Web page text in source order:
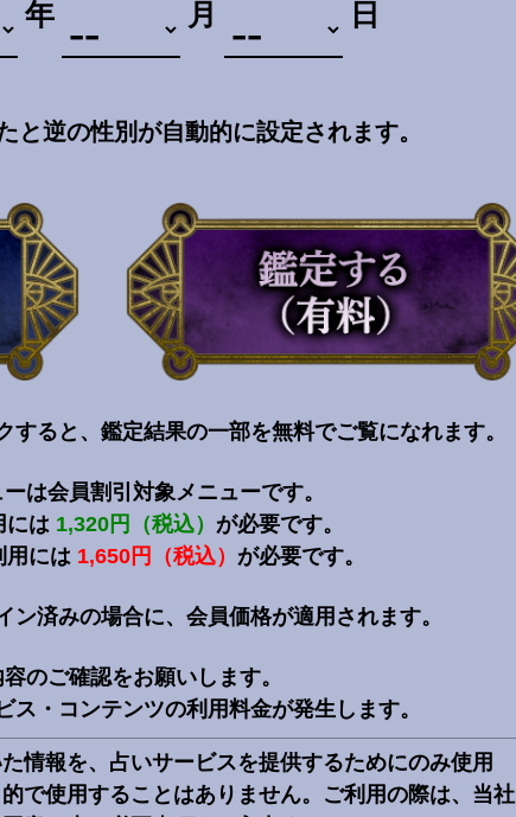
年 月 日
と逆の性別が自動的に設定されます。
すると、鑑定結果の一部を無料でご覧になれます。
は会員割引対象メニューです。
には 1,320円（税込） が必要です。
用には 1,650円（税込） が必要です。
済みの場合に、会員価格が適用されます。
のご確認をお願いします。
ス・コンテンツの利用料金が発生します。
情報を、占いサービスを提供するためにのみ使用
で使用することはありません。ご利用の際は、当社